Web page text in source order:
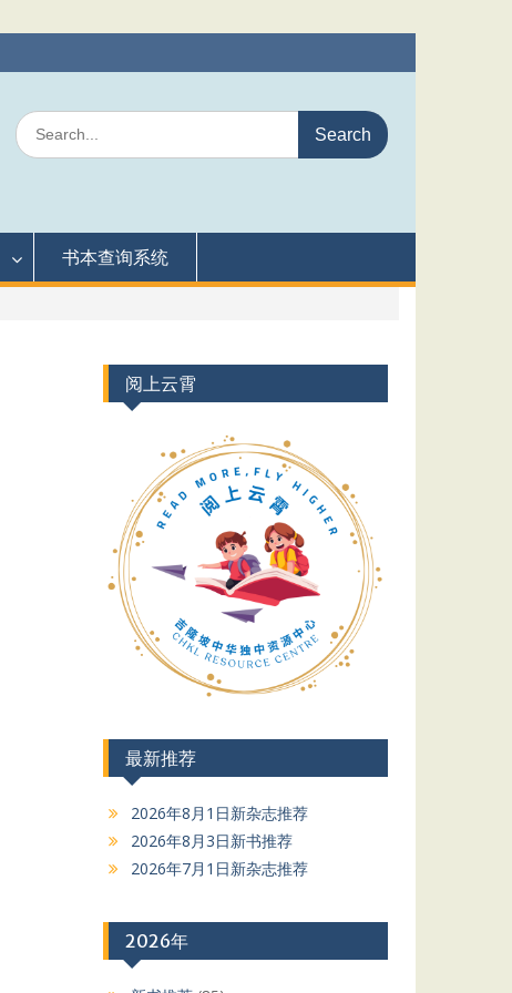
Search
for:
书本查询系统
阅上云霄
最新推荐
2026年8月1日新杂志推荐
2026年8月3日新书推荐
2026年7月1日新杂志推荐
2026年